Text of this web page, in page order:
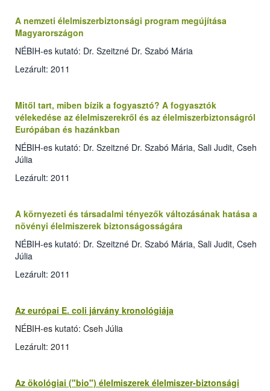
A nemzeti élelmiszerbiztonsági program megújítása
Magyarországon
NÉBIH-es kutató: Dr. Szeitzné Dr. Szabó Mária
Lezárult: 2011
Mitől tart, miben bízik a fogyasztó? A fogyasztók
vélekedése az élelmiszerekről és az élelmiszerbiztonságról
Európában és hazánkban
NÉBIH-es kutató: Dr. Szeitzné Dr. Szabó Mária, Sali Judit, Cseh
Júlia
Lezárult: 2011
A környezeti és társadalmi tényezők változásának hatása a
növényi élelmiszerek biztonságosságára
NÉBIH-es kutató: Dr. Szeitzné Dr. Szabó Mária, Sali Judit, Cseh
Júlia
Lezárult: 2011
Az európai E. coli járvány kronológiája
NÉBIH-es kutató: Cseh Júlia
Lezárult: 2011
Az ökológiai ("bio") élelmiszerek élelmiszer-biztonsági